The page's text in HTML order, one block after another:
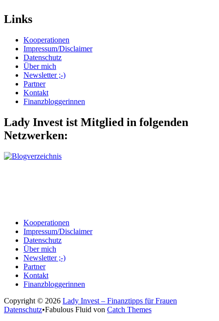
Links
Kooperationen
Impressum/Disclaimer
Datenschutz
Über mich
Newsletter ;-)
Partner
Kontakt
Finanzbloggerinnen
Lady Invest ist Mitglied in folgenden
Netzwerken:
Kooperationen
Impressum/Disclaimer
Datenschutz
Über mich
Newsletter ;-)
Partner
Kontakt
Finanzbloggerinnen
Copyright © 2026 Lady Invest – Finanztipps für Frauen
Datenschutz•Fabulous Fluid von Catch Themes